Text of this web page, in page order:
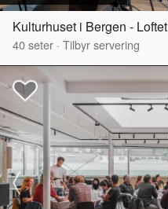
Kulturhuset i Bergen - Loftet
40seter · Tilbyr servering